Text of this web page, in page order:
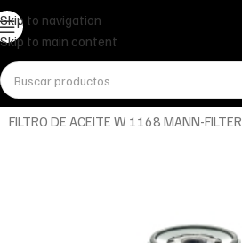
Skip to navigation
Skip to main content
InicioMiscelánea - otrosOtros
FILTRO DE ACEITE W 1168 MANN-FILTER